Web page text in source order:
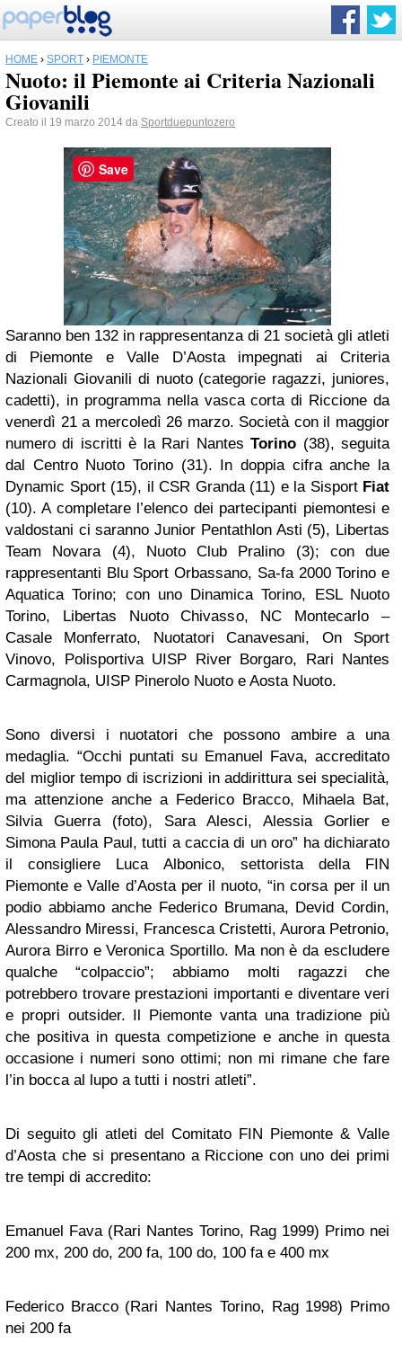
HOME › SPORT › PIEMONTE
Nuoto: il Piemonte ai Criteria Nazionali
Giovanili
Creato il 19 marzo 2014 da Sportduepuntozero
Saranno ben 132 in rappresentanza di 21 società gli atleti
di Piemonte e Valle D’Aosta impegnati ai Criteria
Nazionali Giovanili di nuoto (categorie ragazzi, juniores,
cadetti), in programma nella vasca corta di Riccione da
venerdì 21 a mercoledì 26 marzo. Società con il maggior
numero di iscritti è la Rari NantesTorino (38), seguita
dal Centro Nuoto Torino (31). In doppia cifra anche la
Dynamic Sport (15), il CSR Granda (11) e la Sisport Fiat
(10). A completare l’elenco dei partecipanti piemontesi e
valdostani ci saranno Junior Pentathlon Asti (5), Libertas
Team Novara (4), Nuoto Club Pralino (3); con due
rappresentanti Blu Sport Orbassano, Sa-fa 2000 Torino e
Aquatica Torino; con uno Dinamica Torino, ESL Nuoto
Torino, Libertas Nuoto Chivasso, NC Montecarlo –
Casale Monferrato, Nuotatori Canavesani, On Sport
Vinovo, Polisportiva UISP River Borgaro, Rari Nantes
Carmagnola, UISP Pinerolo Nuoto e Aosta Nuoto.
Sono diversi i nuotatori che possono ambire a una
medaglia. “Occhi puntati su Emanuel Fava, accreditato
del miglior tempo di iscrizioni in addirittura sei specialità,
ma attenzione anche a Federico Bracco, Mihaela Bat,
Silvia Guerra (foto), Sara Alesci, Alessia Gorlier e
Simona Paula Paul, tutti a caccia di un oro” ha dichiarato
il consigliere Luca Albonico, settorista della FIN
Piemonte e Valle d’Aosta per il nuoto, “in corsa per il un
podio abbiamo anche Federico Brumana, Devid Cordin,
Alessandro Miressi, Francesca Cristetti, Aurora Petronio,
Aurora Birro e Veronica Sportillo. Ma non è da escludere
qualche “colpaccio”; abbiamo molti ragazzi che
potrebbero trovare prestazioni importanti e diventare veri
e propri outsider. Il Piemonte vanta una tradizione più
che positiva in questa competizione e anche in questa
occasione i numeri sono ottimi; non mi rimane che fare
l’in bocca al lupo a tutti i nostri atleti”.
Di seguito gli atleti del Comitato FIN Piemonte & Valle
d’Aosta che si presentano a Riccione con uno dei primi
tre tempi di accredito:
Emanuel Fava (Rari Nantes Torino, Rag 1999) Primo nei
200 mx, 200 do, 200 fa, 100 do, 100 fa e 400 mx
Federico Bracco (Rari Nantes Torino, Rag 1998) Primo
nei 200 fa
Save